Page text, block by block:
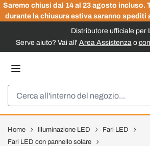
Saremo chiusi dal 14 al 23 agosto incluso.
durante la chiusura estiva saranno spediti
Distributore ufficiale per
Serve aiuto? Vai all' Area Assistenzao
Home Illuminazione LED
Fari LED
Fari LED con pannello solare